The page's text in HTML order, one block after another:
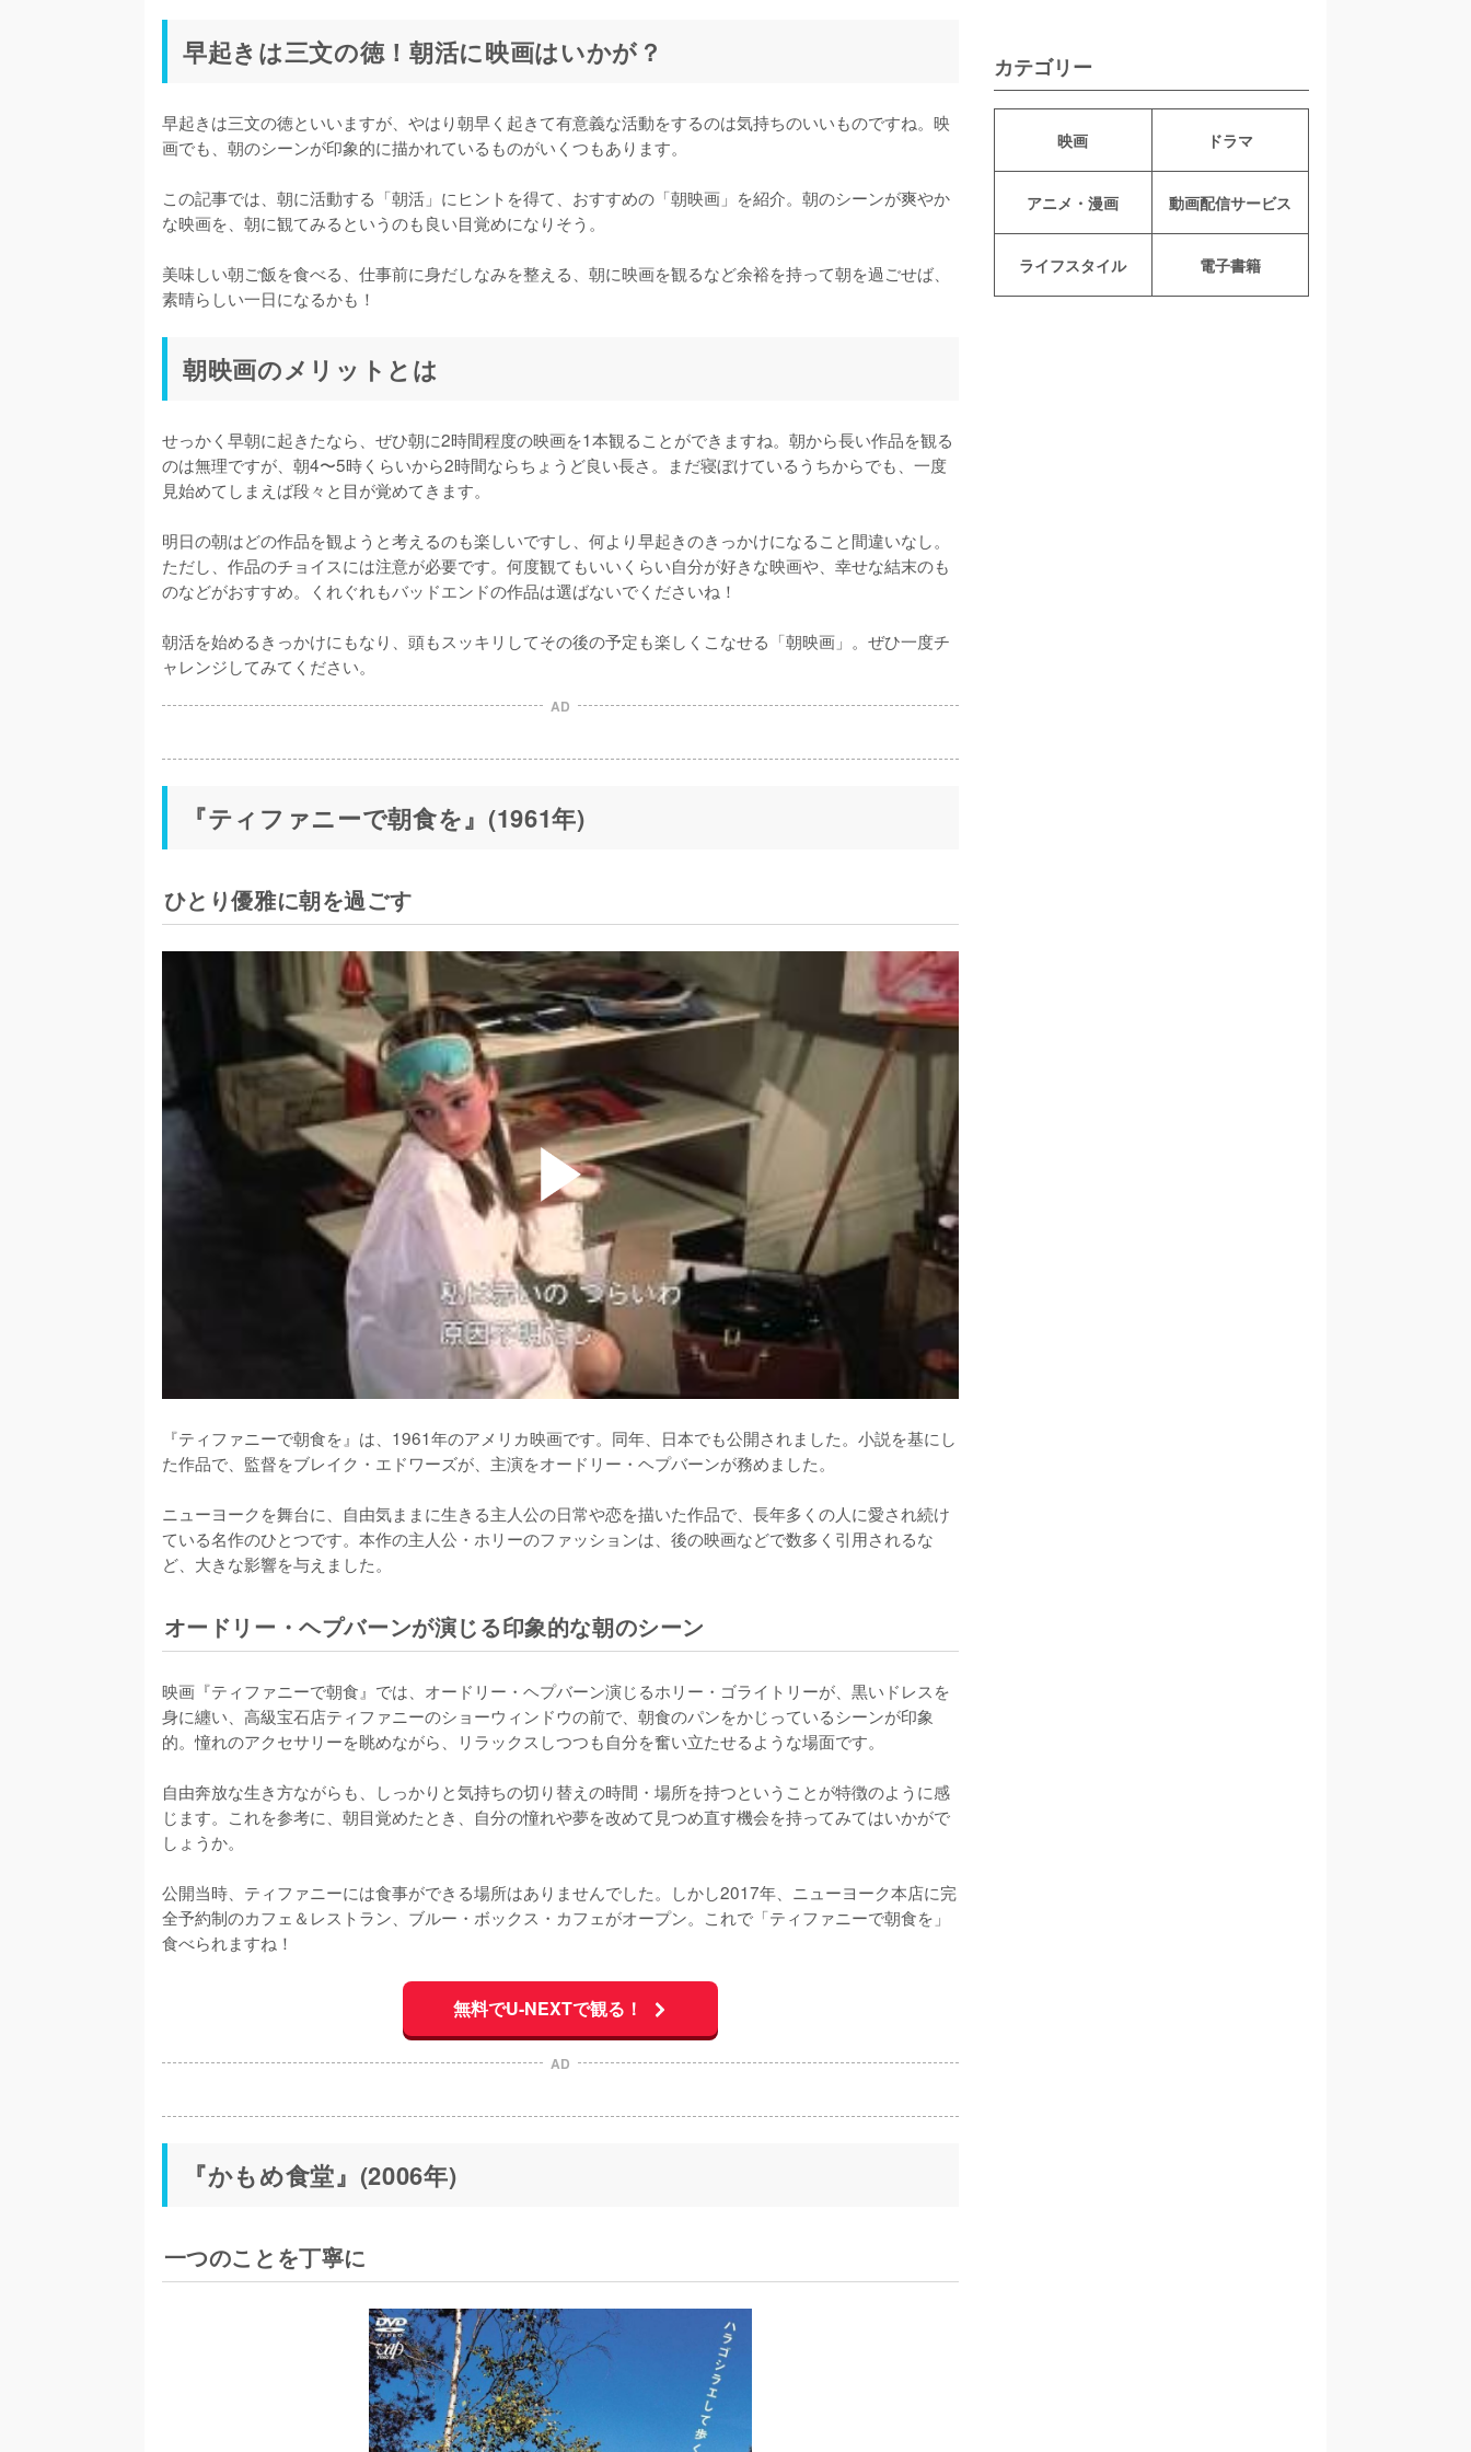
早起きは三文の徳！朝活に映画はいかが？
早起きは三文の徳といいますが、やはり朝早く起きて有意義な活動をするのは気持ちのいいものですね。映
画でも、朝のシーンが印象的に描かれているものがいくつもあります。
この記事では、朝に活動する「朝活」にヒントを得て、おすすめの「朝映画」を紹介。朝のシーンが爽やか
な映画を、朝に観てみるというのも良い目覚めになりそう。
美味しい朝ご飯を食べる、仕事前に身だしなみを整える、朝に映画を観るなど余裕を持って朝を過ごせば、
素晴らしい一日になるかも！
朝映画のメリットとは
せっかく早朝に起きたなら、ぜひ朝に2時間程度の映画を1本観ることができますね。朝から長い作品を観る
のは無理ですが、朝4〜5時くらいから2時間ならちょうど良い長さ。まだ寝ぼけているうちからでも、一度
見始めてしまえば段々と目が覚めてきます。
明日の朝はどの作品を観ようと考えるのも楽しいですし、何より早起きのきっかけになること間違いなし。
ただし、作品のチョイスには注意が必要です。何度観てもいいくらい自分が好きな映画や、幸せな結末のも
のなどがおすすめ。くれぐれもバッドエンドの作品は選ばないでくださいね！
朝活を始めるきっかけにもなり、頭もスッキリしてその後の予定も楽しくこなせる「朝映画」。ぜひ一度チ
ャレンジしてみてください。
AD
『ティファニーで朝食を』(1961年)
ひとり優雅に朝を過ごす
『ティファニーで朝食を』は、1961年のアメリカ映画です。同年、日本でも公開されました。小説を基にし
た作品で、監督をブレイク・エドワーズが、主演をオードリー・ヘプバーンが務めました。
ニューヨークを舞台に、自由気ままに生きる主人公の日常や恋を描いた作品で、長年多くの人に愛され続け
ている名作のひとつです。本作の主人公・ホリーのファッションは、後の映画などで数多く引用されるな
ど、大きな影響を与えました。
オードリー・ヘプバーンが演じる印象的な朝のシーン
映画『ティファニーで朝食』では、オードリー・ヘプバーン演じるホリー・ゴライトリーが、黒いドレスを
身に纏い、高級宝石店ティファニーのショーウィンドウの前で、朝食のパンをかじっているシーンが印象
的。憧れのアクセサリーを眺めながら、リラックスしつつも自分を奮い立たせるような場面です。
自由奔放な生き方ながらも、しっかりと気持ちの切り替えの時間・場所を持つということが特徴のように感
じます。これを参考に、朝目覚めたとき、自分の憧れや夢を改めて見つめ直す機会を持ってみてはいかがで
しょうか。
公開当時、ティファニーには食事ができる場所はありませんでした。しかし2017年、ニューヨーク本店に完
全予約制のカフェ＆レストラン、ブルー・ボックス・カフェがオープン。これで「ティファニーで朝食を」
食べられますね！
無料でU-NEXTで観る！
AD
『かもめ食堂』(2006年)
一つのことを丁寧に
カテゴリー
映画 ドラマ
アニメ・漫画 動画配信サービス
ライフスタイル 電子書籍